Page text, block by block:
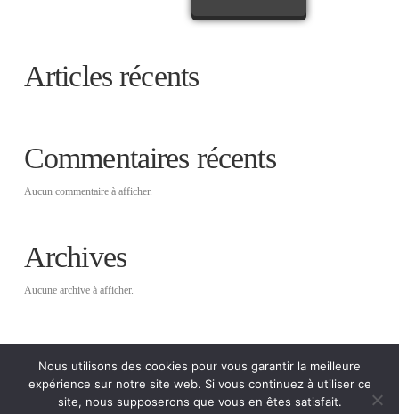
Articles récents
Commentaires récents
Aucun commentaire à afficher.
Archives
Aucune archive à afficher.
Catégories
Aucune catégorie
Nous utilisons des cookies pour vous garantir la meilleure
expérience sur notre site web. Si vous continuez à utiliser ce
site, nous supposerons que vous en êtes satisfait.